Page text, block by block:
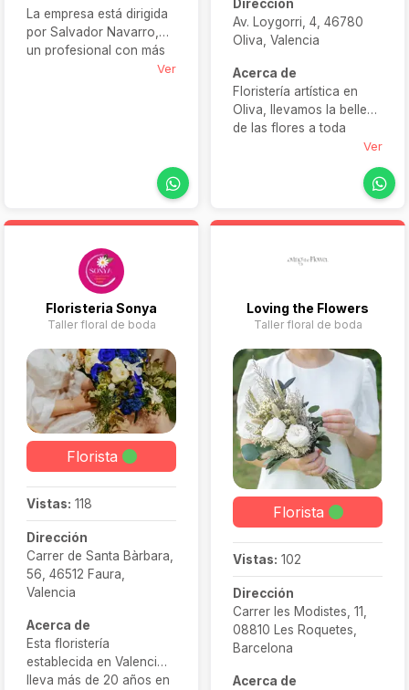
La empresa está dirigida
por Salvador Navarro,
un profesional con más
Ver
Dirección
Av. Loygorri, 4, 46780
Oliva, Valencia
Acerca de
Floristería artística en
Oliva, llevamos la belleza
de las flores a toda
ideales para regalar o
Ver
Floristeria Sonya
Taller floral de boda
Florista
Vistas: 118
Dirección
Carrer de Santa Bàrbara,
56, 46512 Faura,
Valencia
Acerca de
Esta floristería
establecida en Valencia
lleva más de 20 años en
Loving the Flowers
Taller floral de boda
Florista
Vistas: 102
Dirección
Carrer les Modistes, 11,
08810 Les Roquetes,
Barcelona
Acerca de